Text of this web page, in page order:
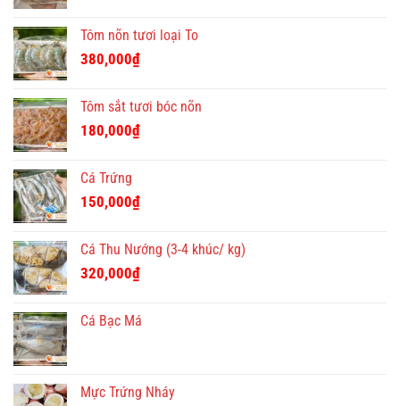
Tôm nõn tươi loại To
380,000₫
Tôm sắt tươi bóc nõn
180,000₫
Cá Trứng
150,000₫
Cá Thu Nướng (3-4 khúc/ kg)
320,000₫
Cá Bạc Má
Mực Trứng Nháy